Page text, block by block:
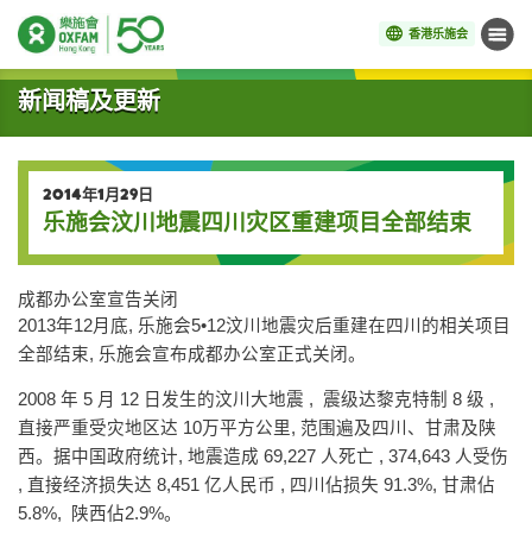
香港乐施会 菜单
开始主要内容
新闻稿及更新
2014年1月29日
乐施会汶川地震四川灾区重建项目全部结束
成都办公室宣告关闭
2013年12月底, 乐施会5•12汶川地震灾后重建在四川的相关项目
全部结束, 乐施会宣布成都办公室正式关闭。
2008 年 5 月 12 日发生的汶川大地震 , 震级达黎克特制 8 级 ,
直接严重受灾地区达 10万平方公里, 范围遍及四川、甘肃及陕
西。据中国政府统计, 地震造成 69,227 人死亡 , 374,643 人受伤
, 直接经济损失达 8,451 亿人民币 , 四川佔损失 91.3%, 甘肃佔
5.8%, 陕西佔2.9%。